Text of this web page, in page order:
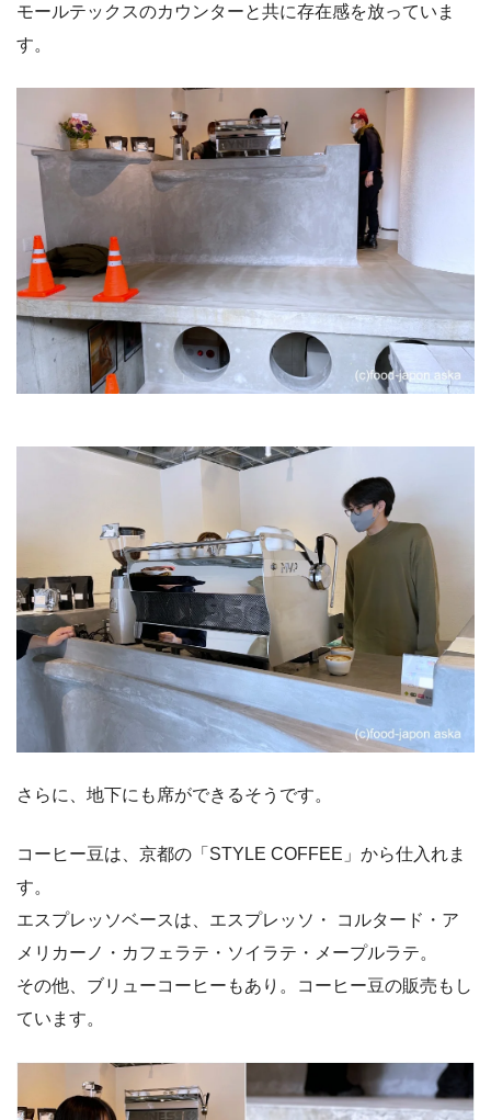
モールテックスのカウンターと共に存在感を放っていま
す。
さらに、地下にも席ができるそうです。
コーヒー豆は、京都の「STYLE COFFEE」から仕入れま
す。
エスプレッソベースは、エスプレッソ・ コルタード・ア
メリカーノ・カフェラテ・ソイラテ・メープルラテ。
その他、ブリューコーヒーもあり。コーヒー豆の販売もし
ています。